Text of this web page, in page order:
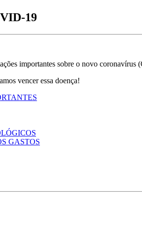
19
importantes sobre o novo coronavírus
vencer essa doença!
GASTOS